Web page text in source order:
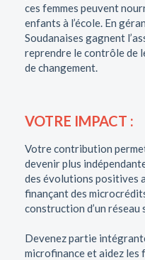
ces femmes peuvent
enfants à l’école. En
Soudanaises gagnent
reprendre le contrôle de
de changement.
VOTRE IMPACT :
Votre contribution
devenir plus
des évolutions positives
finançant des
construction d’un réseau
Devenez partie
microfinance et aidez les